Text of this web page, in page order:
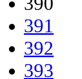
391
392
393